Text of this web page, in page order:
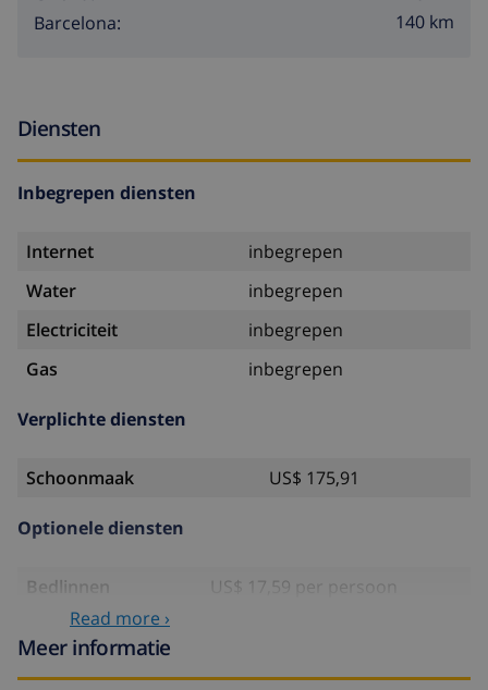
Barcelona:
140 km
Diensten
Inbegrepen diensten
Internet
inbegrepen
Water
inbegrepen
Electriciteit
inbegrepen
Gas
inbegrepen
Verplichte diensten
Schoonmaak US$ 175,91
Optionele diensten
Bedlinnen
US$ 17,59 per persoon
Handdoeken
Read more ›
Meer informatie